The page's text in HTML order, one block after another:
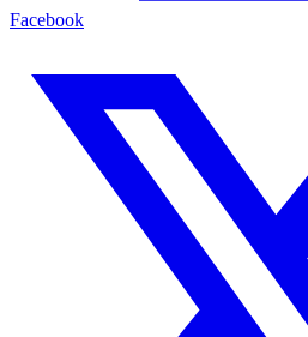
Facebook